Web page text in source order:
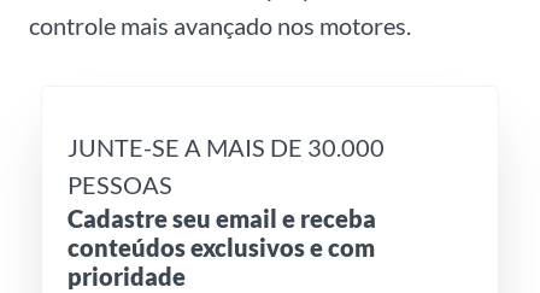
controle mais avançado nos motores.
JUNTE-SE A MAIS DE 30.000
PESSOAS
Cadastre seu email e receba
conteúdos exclusivos e com
prioridade